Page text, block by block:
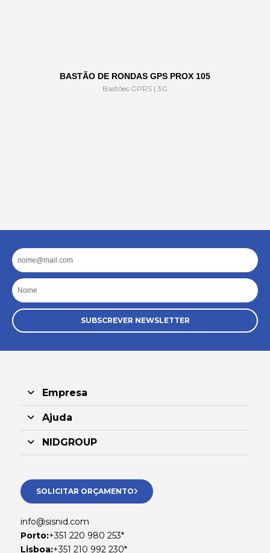
BASTÃO DE RONDAS GPS PROX 105
Bastões GPRS | 3G
Email
Nome
SUBSCREVER NEWSLETTER
Empresa
Ajuda
NIDGROUP
SOLICITAR ORÇAMENTO
info@sisnid.com
Porto:+351 220 980 253*
Lisboa:+351 210 992 230*